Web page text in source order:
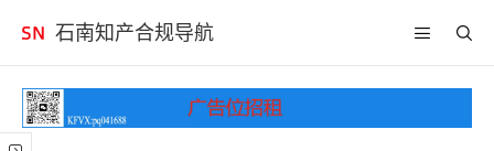
石南知产合规导航